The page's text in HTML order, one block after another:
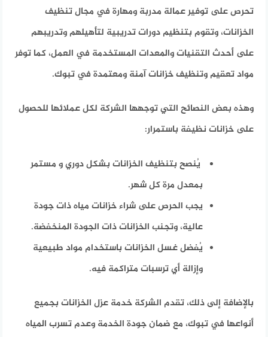
تحرص على توفير عمالة مدربة ومهارة في مجال تنظيف
الخزانات، وتقوم بتنظيم دورات تدريبية لتأهيلهم وتدريبهم
على أحدث التقنيات والمعدات المستخدمة في العمل، كما توفر
مواد تعقيم وتنظيف خزانات آمنة ومعتمدة في تبوك.
وهذه بعض النصائح التي توجهها الشركة لكل عملائها للحصول
على خزانات نظيفة باستمرار:
يُنصح بتنظيف الخزانات بشكل دوري و مستمر
بمعدل مرة كل شهر.
يجب الحرص على شراء خزانات مياه ذات جودة
عالية، وتجنب الخزانات ذات الجودة المنخفضة.
يُفضل غسل الخزانات باستخدام مواد طبيعية
وإزالة أي ترسبات متراكمة فيه.
بالإضافة إلى ذلك، تقدم الشركة خدمة عزل الخزانات بجميع
أنواعها في تبوك، مع ضمان جودة الخدمة وعدم تسرب المياه